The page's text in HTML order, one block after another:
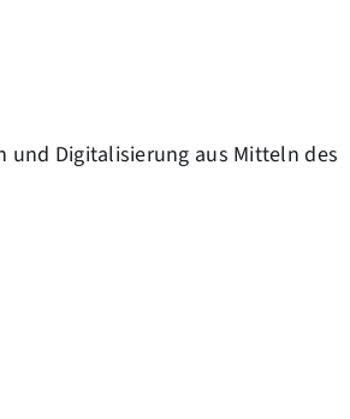
und Digitalisierung aus Mitteln des